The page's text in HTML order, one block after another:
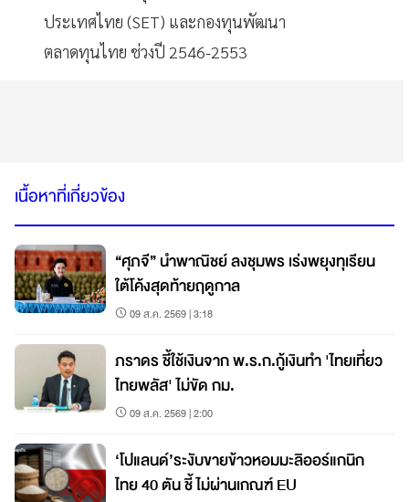
ประเทศไทย (SET) และกองทุนพัฒนา
ตลาดทุนไทย ช่วงปี 2546-2553
เนื้อหาที่เกี่ยวข้อง
“ศุภจี” นำพาณิชย์ ลงชุมพร เร่งพยุงทุเรียน
ใต้โค้งสุดท้ายฤดูกาล
09 ส.ค. 2569 | 3:18
ภราดร ชี้ใช้เงินจาก พ.ร.ก.กู้เงินทำ 'ไทยเที่ยว
ไทยพลัส' ไม่ขัด กม.
09 ส.ค. 2569 | 2:00
‘โปแลนด์’ระงับขายข้าวหอมมะลิออร์แกนิก
ไทย 40 ตัน ชี้ ไม่ผ่านเกณฑ์ EU